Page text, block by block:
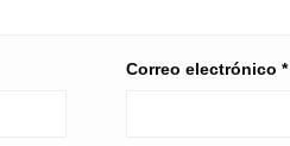
Correo electrónico*